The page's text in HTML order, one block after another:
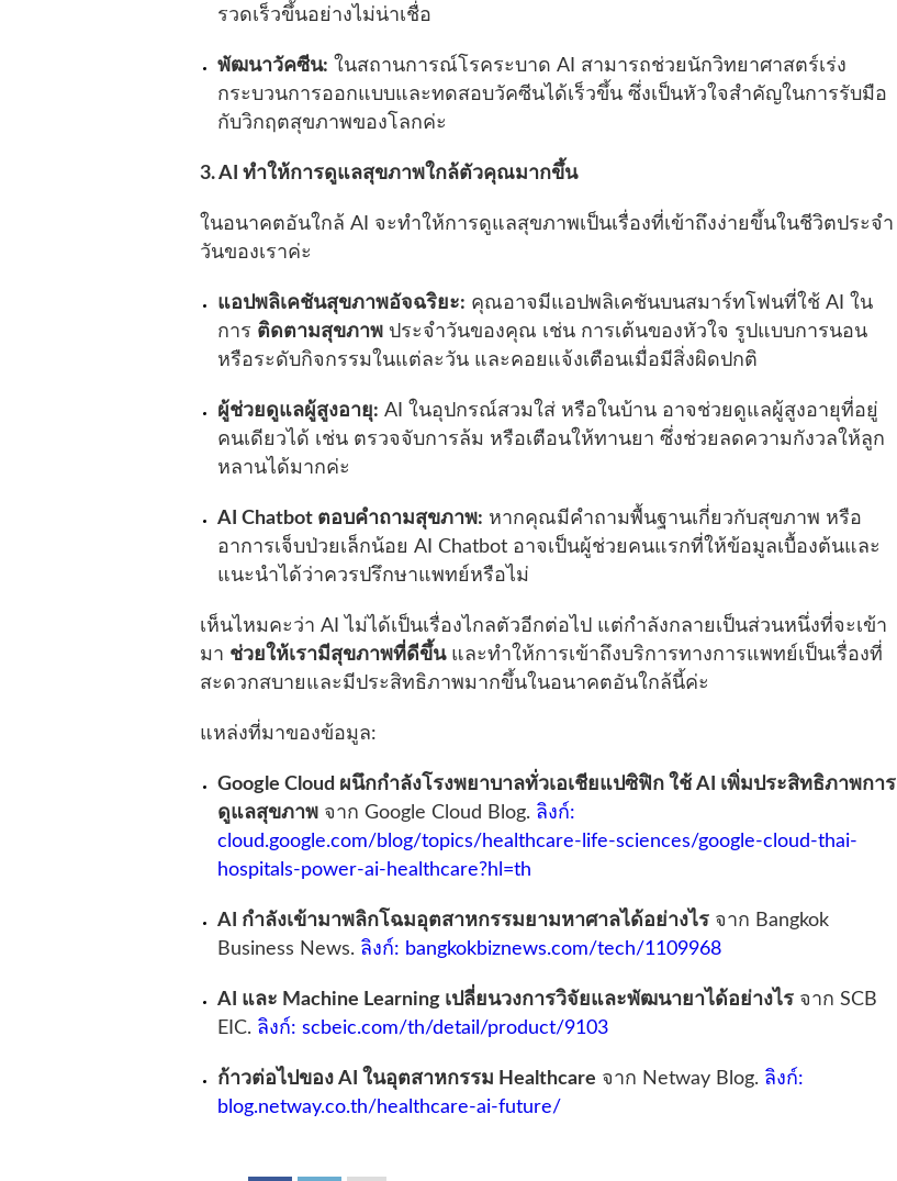
รวดเร็วขึ้นอย่างไม่น่าเชื่อ
พัฒนาวัคซีน: ในสถานการณ์โรคระบาด AI สามารถช่วยนักวิทยาศาสตร์เร่ง
กระบวนการออกแบบและทดสอบวัคซีนได้เร็วขึ้น ซึ่งเป็นหัวใจสำคัญในการรับมือ
กับวิกฤตสุขภาพของโลกค่ะ
3. AI ทำให้การดูแลสุขภาพใกล้ตัวคุณมากขึ้น
ในอนาคตอันใกล้ AI จะทำให้การดูแลสุขภาพเป็นเรื่องที่เข้าถึงง่ายขึ้นในชีวิตประจำ
วันของเราค่ะ
แอปพลิเคชันสุขภาพอัจฉริยะ: คุณอาจมีแอปพลิเคชันบนสมาร์ทโฟนที่ใช้ AI ใน
การ ติดตามสุขภาพ ประจำวันของคุณ เช่น การเต้นของหัวใจ รูปแบบการนอน
หรือระดับกิจกรรมในแต่ละวัน และคอยแจ้งเตือนเมื่อมีสิ่งผิดปกติ
ผู้ช่วยดูแลผู้สูงอายุ: AI ในอุปกรณ์สวมใส่ หรือในบ้าน อาจช่วยดูแลผู้สูงอายุที่อยู่
คนเดียวได้ เช่น ตรวจจับการล้ม หรือเตือนให้ทานยา ซึ่งช่วยลดความกังวลให้ลูก
หลานได้มากค่ะ
AI Chatbot ตอบคำถามสุขภาพ: หากคุณมีคำถามพื้นฐานเกี่ยวกับสุขภาพ หรือ
อาการเจ็บป่วยเล็กน้อย AI Chatbot อาจเป็นผู้ช่วยคนแรกที่ให้ข้อมูลเบื้องต้นและ
แนะนำได้ว่าควรปรึกษาแพทย์หรือไม่
เห็นไหมคะว่า AI ไม่ได้เป็นเรื่องไกลตัวอีกต่อไป แต่กำลังกลายเป็นส่วนหนึ่งที่จะเข้า
มา ช่วยให้เรามีสุขภาพที่ดีขึ้นและทำให้การเข้าถึงบริการทางการแพทย์เป็นเรื่องที่
สะดวกสบายและมีประสิทธิภาพมากขึ้นในอนาคตอันใกล้นี้ค่ะ
แหล่งที่มาของข้อมูล:
Google Cloud ผนึกกำลังโรงพยาบาลทั่วเอเชียแปซิฟิก ใช้ AI เพิ่มประสิทธิภาพการ
ดูแลสุขภาพ จาก Google Cloud Blog. ลิงก์:
cloud.google.com/blog/topics/healthcare-life-sciences/google-cloud-thai-
hospitals-power-ai-healthcare?hl=th
AI กำลังเข้ามาพลิกโฉมอุตสาหกรรมยามหาศาลได้อย่างไร จาก Bangkok
Business News. ลิงก์: bangkokbiznews.com/tech/1109968
AI และ Machine Learning เปลี่ยนวงการวิจัยและพัฒนายาได้อย่างไร จาก SCB
EIC. ลิงก์: scbeic.com/th/detail/product/9103
ก้าวต่อไปของ AI ในอุตสาหกรรม Healthcare จาก Netway Blog. ลิงก์:
blog.netway.co.th/healthcare-ai-future/